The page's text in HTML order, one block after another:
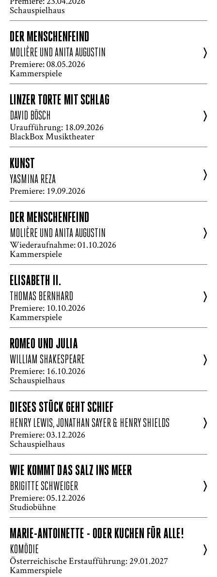
Schauspielhaus
DER MENSCHENFEIND
MOLIÈRE UND ANITA AUGUSTIN
Premiere: 08.05.2026
Kammerspiele
>
LINZER TORTE MIT SCHLAG
DAVID BÖSCH
Uraufführung: 18.09.2026
BlackBox Musiktheater
>
KUNST
YASMINA REZA
Premiere: 19.09.2026
>
DER MENSCHENFEIND
MOLIÈRE UND ANITA AUGUSTIN
Wiederaufnahme: 01.10.2026
Kammerspiele
>
ELISABETH II.
THOMAS BERNHARD
Premiere: 10.10.2026
Kammerspiele
>
ROMEO UND JULIA
WILLIAM SHAKESPEARE
Premiere: 16.10.2026
Schauspielhaus
>
DIESES STÜCK GEHT SCHIEF
HENRY LEWIS, JONATHAN SAYER & HENRY SHIELDS
Premiere: 03.12.2026
Schauspielhaus
>
WIE KOMMT DAS SALZ INS MEER
BRIGITTE SCHWEIGER
Premiere: 05.12.2026
Studiobühne
>
MARIE-ANTOINETTE - ODER KUCHEN FÜR ALLE!
KOMÖDIE
Österreichische Erstaufführung: 29.01.2027
Kammerspiele
>